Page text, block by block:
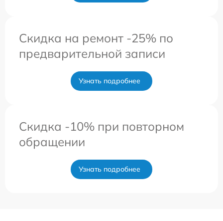
Скидка на ремонт -25% по
предварительной записи
Узнать подробнее
Скидка -10% при повторном
обращении
Узнать подробнее